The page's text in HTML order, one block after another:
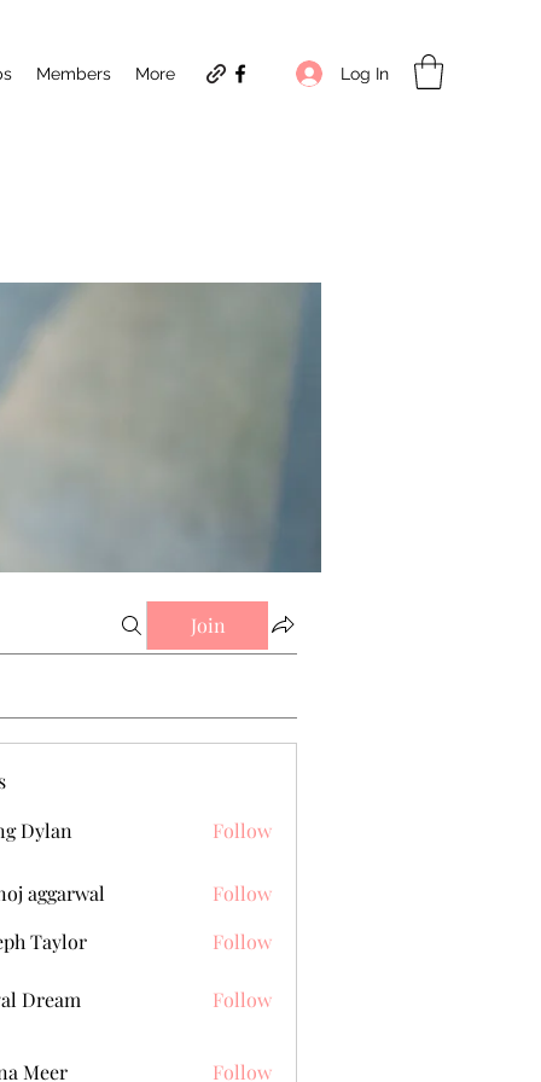
Members More Log In
Join
Dylan
Follow
aggarwal
Follow
Taylor
Follow
Dream Follow
Meer
Follow